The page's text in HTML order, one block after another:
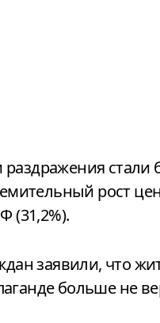
стали
рост
(31,2%).
заявили, что
больше не